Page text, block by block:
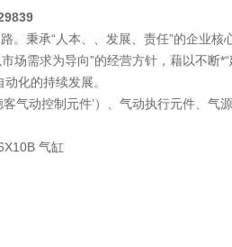
。秉承“人本、、发展、责任”的企业核
场需求为导向”的经营方针，藉以不断
化的持续发展。
气动控制元件’）、气动执行元件、气
气缸